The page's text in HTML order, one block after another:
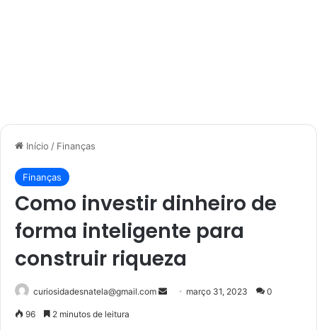
Início / Finanças
Finanças
Como investir dinheiro de
forma inteligente para
construir riqueza
curiosidadesnatela@gmail.com
Mandemarço 31, 2023 0
96 2 minutos de leitura